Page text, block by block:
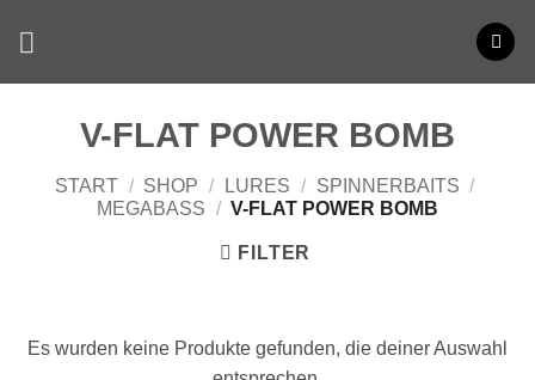
V-FLAT POWER BOMB
START / SHOP / LURES / SPINNERBAITS /
MEGABASS / V-FLAT POWER BOMB
FILTER
Es wurden keine Produkte gefunden, die deiner Auswahl